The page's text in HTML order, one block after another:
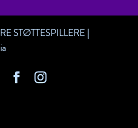
STØTTESPILLERE|